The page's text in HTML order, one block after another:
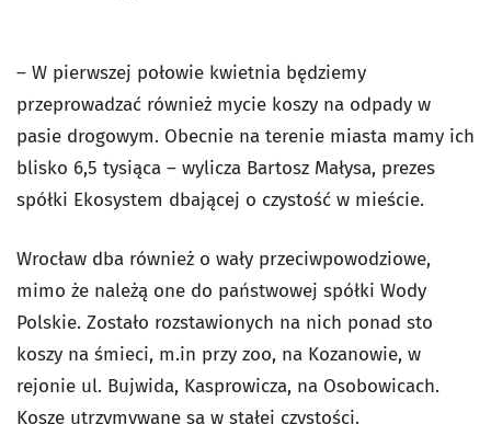
– W pierwszej połowie kwietnia będziemy
przeprowadzać również mycie koszy na odpady w
pasie drogowym. Obecnie na terenie miasta mamy ich
blisko 6,5 tysiąca – wylicza Bartosz Małysa, prezes
spółki Ekosystem dbającej o czystość w mieście.
Wrocław dba również o wały przeciwpowodziowe,
mimo że należą one do państwowej spółki Wody
Polskie. Zostało rozstawionych na nich ponad sto
koszy na śmieci, m.in przy zoo, na Kozanowie, w
rejonie ul. Bujwida, Kasprowicza, na Osobowicach.
Kosze utrzymywane są w stałej czystości.